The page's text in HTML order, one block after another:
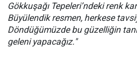
Gökkuşağı Tepeleri’ndeki renk
Büyülendik resmen, herkese
Döndüğümüzde bu güzelliğin
geleni yapacağız."